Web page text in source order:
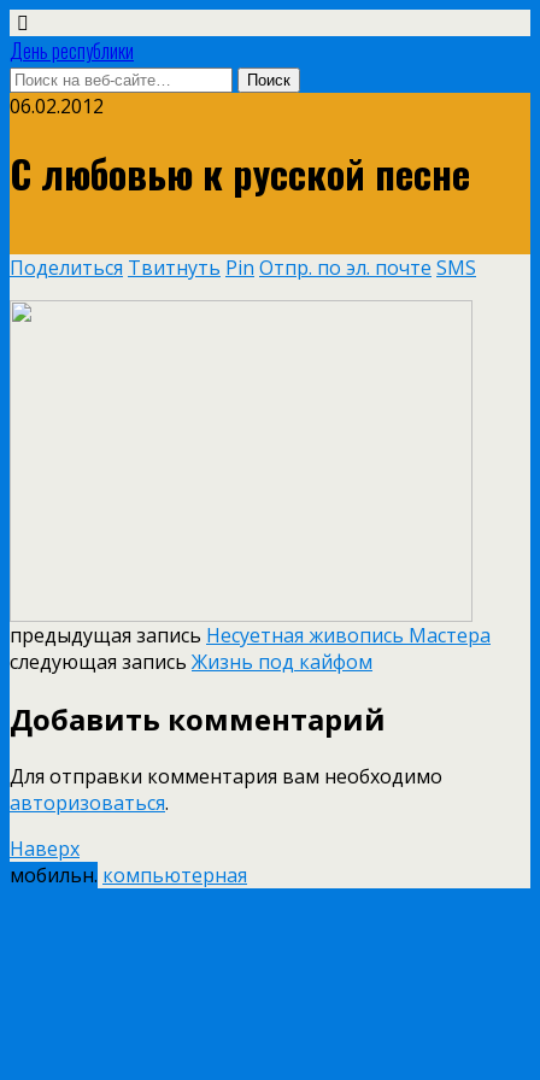
День республики
06.02.2012
С любовью к русской песне
Поделиться Твитнуть Pin Отпр. по эл. почте SMS
предыдущая запись Несуетная живопись Мастера
следующая запись Жизнь под кайфом
Добавить комментарий
Для отправки комментария вам необходимо
авторизоваться.
Наверх
мобильн. компьютерная